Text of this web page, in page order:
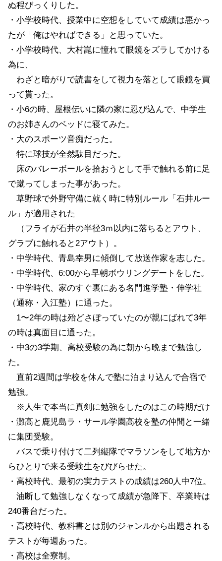
ぬ程びっくりした。
・小学校時代、授業中に空想をしていて成績は悪かっ
たが「俺はやればできる」と思っていた。
・小学校時代、大村崑に憧れて眼鏡をズラしてかける
為に、
わざと暗がりで読書をして視力を落として眼鏡を買
って貰った。
・小6の時、屋根伝いに隣の家に忍び込んで、中学生
のお姉さんのベッドに寝てみた。
・大のスポーツ音痴だった。
特に球技が全然駄目だった。
床のバレーボールを拾おうとして手で触れる前に足
で蹴ってしまった事があった。
草野球で外野守備に就く時に特別ルール「石井ルー
ル」が適用された
（フライが石井の半径3ｍ以内に落ちるとアウト、
グラブに触れると2アウト）。
・中学時代、青島幸男に傾倒して放送作家を志した。
・中学時代、6:00から早朝ボウリングデートをした。
・中学時代、家のすぐ裏にある名門進学塾・伸学社
（通称・入江塾）に通った。
1〜2年の時は殆どさぼっていたのが親にばれて3年
の時は真面目に通った。
・中3の3学期、高校受験の為に朝から晩まで勉強し
た。
直前2週間は学校を休んで塾に泊まり込んで合宿で
勉強。
※人生で本当に真剣に勉強をしたのはこの時期だけ
・灘高と鹿児島ラ・サール学園高校を塾の仲間と一緒
に集団受験。
バスで乗り付けて二列縦隊でマラソンをして地方か
らひとりで来る受験生をびびらせた。
・高校時代、最初の実力テストの成績は260人中7位。
油断して勉強しなくなって成績が急降下、卒業時は
240番台だった。
・高校時代、教科書とは別のジャンルから出題される
テストが毎週あった。
・高校は全寮制。